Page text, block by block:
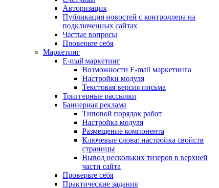
Авторизация
Публикация новостей с контроллера на
подключенных сайтах
Частые вопросы
Проверьте себя
Маркетинг
E-mail маркетинг
Возможности E-mail маркетинга
Настройки модуля
Текстовая версия письма
Триггерные рассылки
Баннерная реклама
Типовой порядок работ
Настройка модуля
Размещение компонента
Ключевые слова: настройка свойств
страницы
Вывод нескольких тизеров в верхней
части сайта
Проверьте себя
Практические задания